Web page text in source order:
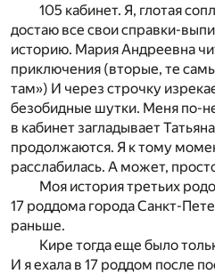
105 кабинет. Я, глотая
достаю все свои справки-
историю. Мария Андреевна
приключения (вторые, те
там») И через строчку
безобидные шутки. Меня по-
в кабинет загладывает
продолжаются. Я к тому
расслабилась. А может,
Моя история третьих
17 роддома города Санкт-
раньше.
Кире тогда еще было
И я ехала в 17 роддом после